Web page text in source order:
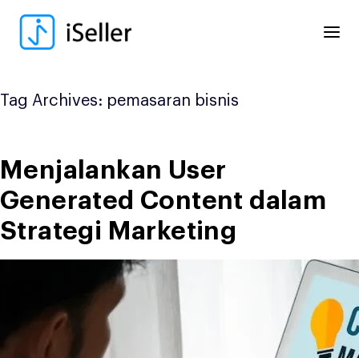
content
Tag Archives: pemasaran bisnis
Menjalankan User
Generated Content dalam
Strategi Marketing